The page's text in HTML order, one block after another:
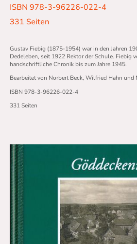
ISBN 978-3-96226-022-4
331 Seiten
Gustav Fiebig (1875-1954) war in den Jahren
Dedeleben, seit 1922 Rektor der Schule. Fiebig
handschriftliche Chronik bis zum Jahre 1945.
Bearbeitet von Norbert Beck, Wilfried Hahn und
ISBN 978-3-96226-022-4
331 Seiten